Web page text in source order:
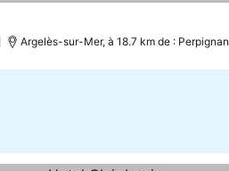
Argelès-sur-Mer, à 18.7 km de : Perpignan